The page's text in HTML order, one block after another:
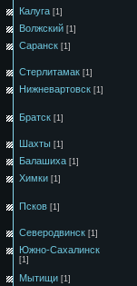
Калуга [1]
Волжский [1]
Саранск [1]
Стерлитамак [1]
Нижневартовск [1]
Братск [1]
Шахты [1]
Балашиха [1]
Химки [1]
Псков [1]
Северодвинск [1]
Южно-Сахалинск
[1]
Мытищи [1]